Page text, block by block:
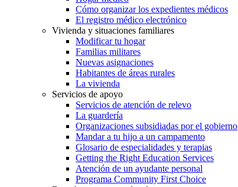
Cómo organizar los expedientes médicos
El registro médico electrónico
Vivienda y situaciones familiares
Modificar tu hogar
Familias militares
Nuevas asignaciones
Habitantes de áreas rurales
La vivienda
Servicios de apoyo
Servicios de atención de relevo
La guardería
Organizaciones subsidiadas por el gobierno
Mandar a tu hijo a un campamento
Glosario de especialidades y terapias
Getting the Right Education Services
Atención de un ayudante personal
Programa Community First Choice